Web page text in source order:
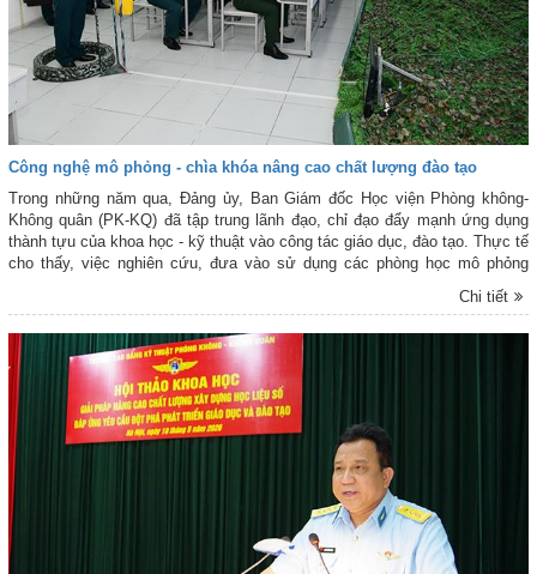
Công nghệ mô phỏng - chìa khóa nâng cao chất lượng đào tạo
Trong những năm qua, Đảng ủy, Ban Giám đốc Học viện Phòng không-
Không quân (PK-KQ) đã tập trung lãnh đạo, chỉ đạo đẩy mạnh ứng dụng
thành tựu của khoa học - kỹ thuật vào công tác giáo dục, đào tạo. Thực tế
cho thấy, việc nghiên cứu, đưa vào sử dụng các phòng học mô phỏng
mới; mà còn tạo bước đột phá trong việc rèn luyện bản lĩnh, kỹ năng chỉ
Chi tiết